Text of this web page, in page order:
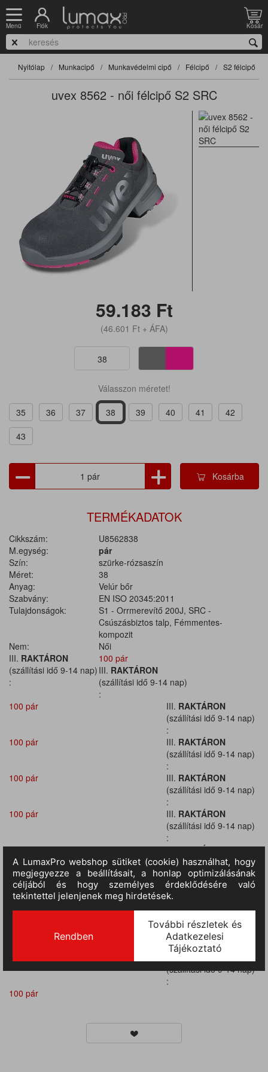
Menü Fiók Kosár
Nyitólap Munkacipő Munkavédelmi cipő Félcipő S2 félcipő
uvex 8562 - női félcipő S2 SRC
59.183 Ft
(46.601 Ft+ ÁFA)
38
Válasszon méretet!
35
36 37 38 39 40 41
42
43
Kosárba
TERMÉKADATOK
Cikkszám:
U8562838
M.egység:
pár
Szín:
szürke-rózsaszín
Méret:
38
Anyag:
Velúr bőr
Szabvány:
EN ISO 20345:2011
Tulajdonságok:
S1 - Orrmerevítő 200J, SRC -
Csúszásbiztos talp, Fémmentes-
kompozit
Nem:
Női
III. RAKTÁRON
(szállítási idő 9-14 nap)
:
100 pár
III. RAKTÁRON
(szállítási idő 9-14 nap)
:
100 pár
III. RAKTÁRON
(szállítási idő 9-14 nap)
:
100 pár
III. RAKTÁRON
(szállítási idő 9-14 nap)
:
100 pár
III. RAKTÁRON
(szállítási idő 9-14 nap)
:
100 pár
III. RAKTÁRON
(szállítási idő 9-14 nap)
:
100 pár
III.RAKTÁRON
(szállítási idő 9-14 nap)
:
100 pár
III.RAKTÁRON
(szállítási idő 9-14 nap)
:
III.RAKTÁRON
(szállítási idő 9-14 nap)
:
RAKTÁRON
(szállítási idő 9-14 nap)
:
100 pár